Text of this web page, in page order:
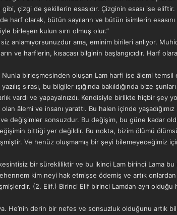
gibi, çizgi de şekillerin esasıdır. Çizginin esası ise
harf olarak, bütün sayıların ve bütün isimlerin
birleşen kulun sırrı olmuş olur.”
anlamıyorsunuzdur ama, eminim birileri anlıyor.
ve harflerin, kısacası bilginin başlangıcıdır. Harf
Nunla birleşmesinden oluşan Lam harfi ise âlemi temsil
sırası, bu bilgiler ışığında bakıldığında bize
vardı ve yapayalnızdı. Kendisiyle birlikte hiçbir şey
âlemi ve insanı yarattı. Bu halen içinde
değişimler sonsuzdur. Bu değişim, bu güne kadar
bittiği yer değildir. Bu nokta, bizim ölümü
Ve henüz oluşmamış bir şeyi bilemeyeceğimiz
bir sürekliliktir ve bu ikinci Lam birinci Lama
kim neyi hak etmişse ödemiş ve artık
(2. Elif.) Birinci Elif birinci Lamdan ayrı
He’nin derin bir nefes ve sonsuzluk olduğunu artık